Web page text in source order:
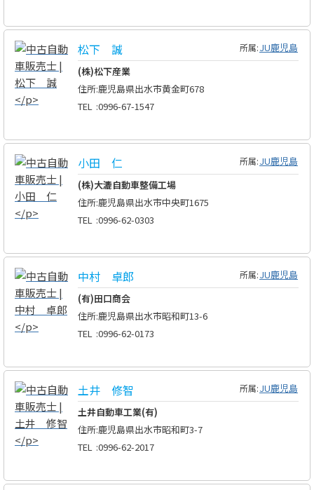
松下 誠 所属:JU鹿児島
(株)松下産業
住所:鹿児島県出水市黄金町678
TEL :0996-67-1547
小田 仁 所属:JU鹿児島
(株)大漉自動車整備工場
住所:鹿児島県出水市中央町1675
TEL :0996-62-0303
中村 卓郎 所属:JU鹿児島
(有)田口商会
住所:鹿児島県出水市昭和町13-6
TEL :0996-62-0173
土井 修智 所属:JU鹿児島
土井自動車工業(有)
住所:鹿児島県出水市昭和町3-7
TEL :0996-62-2017